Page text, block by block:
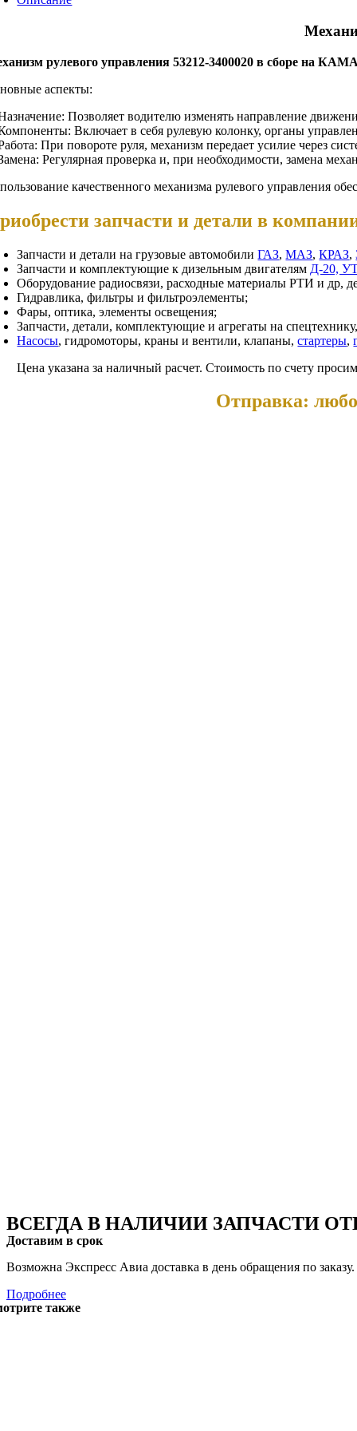
рулевого управления 53212-3400020 в сборе на
аспекты:
Позволяет водителю изменять направление
Включает в себя рулевую колонку, органы
При повороте руля, механизм передает усилие через
Регулярная проверка и, при необходимости, замена
качественного механизма рулевого управления
запчасти и детали в
Запчасти и детали на грузовые автомобилиГАЗ,МАЗ,КРАЗ,
Запчасти и комплектующие к дизельным двигателям Д-20,
Оборудование радиосвязи, расходные материалы РТИ и др,
Гидравлика, фильтры и фильтроэлементы;
Фары, оптика, элементы освещения;
Запчасти, детали, комплектующие и агрегаты на
Насосы, гидромоторы, краны и вентили, клапаны,стартеры,
Цена указана за наличный расчет. Стоимость по счету
Отправка:
ВСЕГДА В НАЛИЧИИ ЗАПЧАСТИ
Доставим в срок
Возможна Экспресс Авиа доставка в день обращения по
Подробнее
также